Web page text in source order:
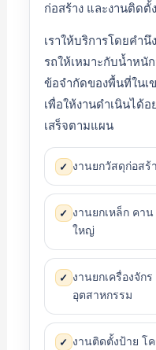
ก่อสร้าง และงานติดตั้
เราให้บริการโดยคำ
รถให้เหมาะกับน้ำหนั
ข้อจำกัดของพื้นที่ในเ
เพื่อให้งานดำเนินได้
เสร็จตามแผน
✓ งานยกวัสดุก่อสร้
✓ งานยกเหล็ก คา
ใหญ่
✓ งานยกเครื่องจัก
อุตสาหกรรม
✓ งานติดตั้งป้าย โ